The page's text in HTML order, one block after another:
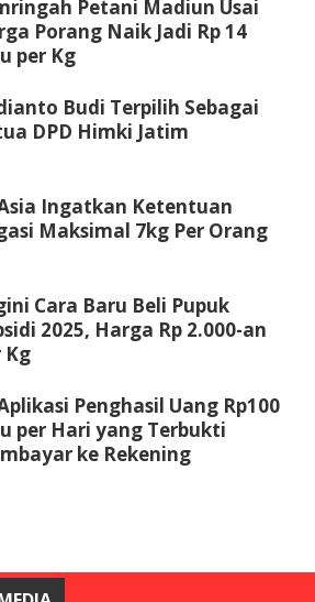
Petani Madiun Usai
Porang Naik Jadi Rp 14
per Kg
Budi Terpilih Sebagai
DPD Himki Jatim
Ingatkan Ketentuan
Maksimal 7kg Per Orang
Cara Baru Beli Pupuk
2025, Harga Rp 2.000-an
Kg
Penghasil Uang Rp100
per Hari yang Terbukti
ke Rekening